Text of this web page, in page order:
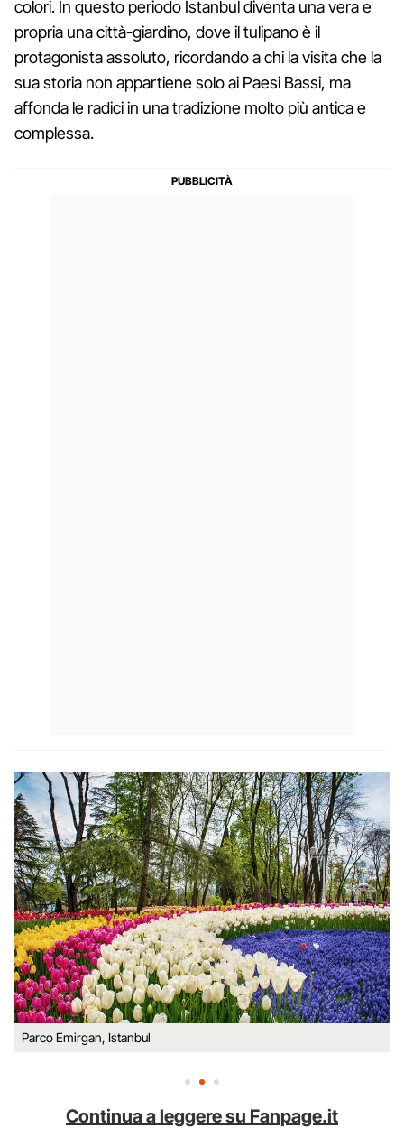
colori. In questo periodo Istanbul diventa una vera e
propria una città-giardino, dove il tulipano è il
protagonista assoluto, ricordando a chi la visita che la
sua storia non appartiene solo ai Paesi Bassi, ma
affonda le radici in una tradizione molto più antica e
complessa.
Parco Emirgan, Istanbul
Continua a leggere su Fanpage.it